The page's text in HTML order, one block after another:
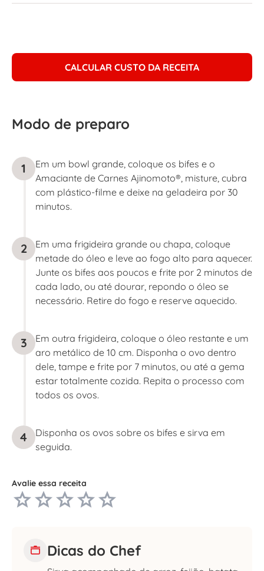
CALCULAR CUSTO DA RECEITA
Modo de preparo
1
Em um bowl grande, coloque os bifes e o
Amaciante de Carnes Ajinomoto®, misture, cubra
com plástico-filme e deixe na geladeira por 30
minutos.
2
Em uma frigideira grande ou chapa, coloque
metade do óleo e leve ao fogo alto para aquecer.
Junte os bifes aos poucos e frite por 2 minutos de
cada lado, ou até dourar, repondo o óleo se
necessário. Retire do fogo e reserve aquecido.
3
Em outra frigideira, coloque o óleo restante e um
aro metálico de 10 cm. Disponha o ovo dentro
dele, tampe e frite por 7 minutos, ou até a gema
estar totalmente cozida. Repita o processo com
todos os ovos.
4
Disponha os ovos sobre os bifes e sirva em
seguida.
Avalie essa receita
Dicas do Chef